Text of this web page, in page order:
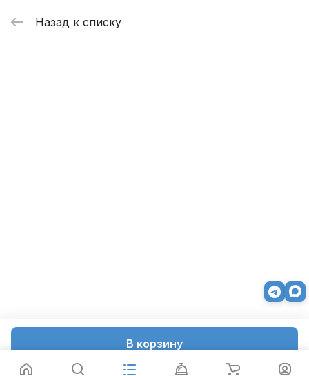
В корзину
Назад к списку